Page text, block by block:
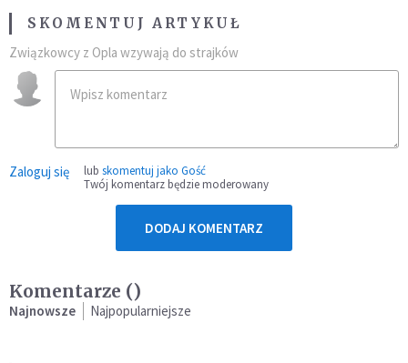
SKOMENTUJ ARTYKUŁ
Związkowcy z Opla wzywają do strajków
Zaloguj się lub skomentuj jako Gość
Twój komentarz będzie moderowany
DODAJ KOMENTARZ
Komentarze ()
Najnowsze Najpopularniejsze